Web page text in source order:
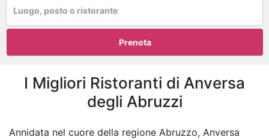
Luogo, posto o ristorante
Prenota
I Migliori Ristoranti di Anversa
degli Abruzzi
Annidata nel cuore della regione Abruzzo, Anversa